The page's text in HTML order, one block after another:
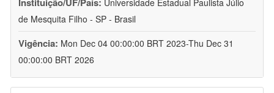
Universidade Estadual Paulista Júlio
de Mesquita Filho - SP - Brasil
Vigência: Mon Dec 04 00:00:00 BRT 2023-Thu Dec 31
00:00:00 BRT 2026